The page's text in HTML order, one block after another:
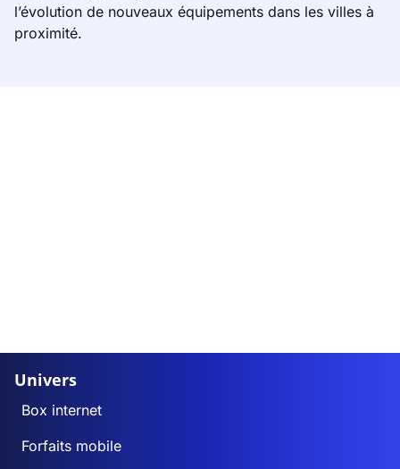
l’évolution de nouveaux équipements dans les villes à
proximité.
Univers
Box internet
Forfaits mobile